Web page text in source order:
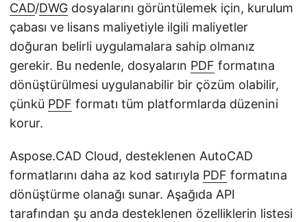
CAD/DWG dosyalarını görüntülemek için, kurulum
çabası ve lisans maliyetiyle ilgili maliyetler
doğuran belirli uygulamalara sahip olmanız
gerekir. Bu nedenle, dosyaların PDF formatına
dönüştürülmesi uygulanabilir bir çözüm olabilir,
çünkü PDF formatı tüm platformlarda düzenini
korur.
Aspose.CAD Cloud, desteklenen AutoCAD
formatlarını daha az kod satırıyla PDF formatına
dönüştürme olanağı sunar. Aşağıda API
tarafından şu anda desteklenen özelliklerin listesi